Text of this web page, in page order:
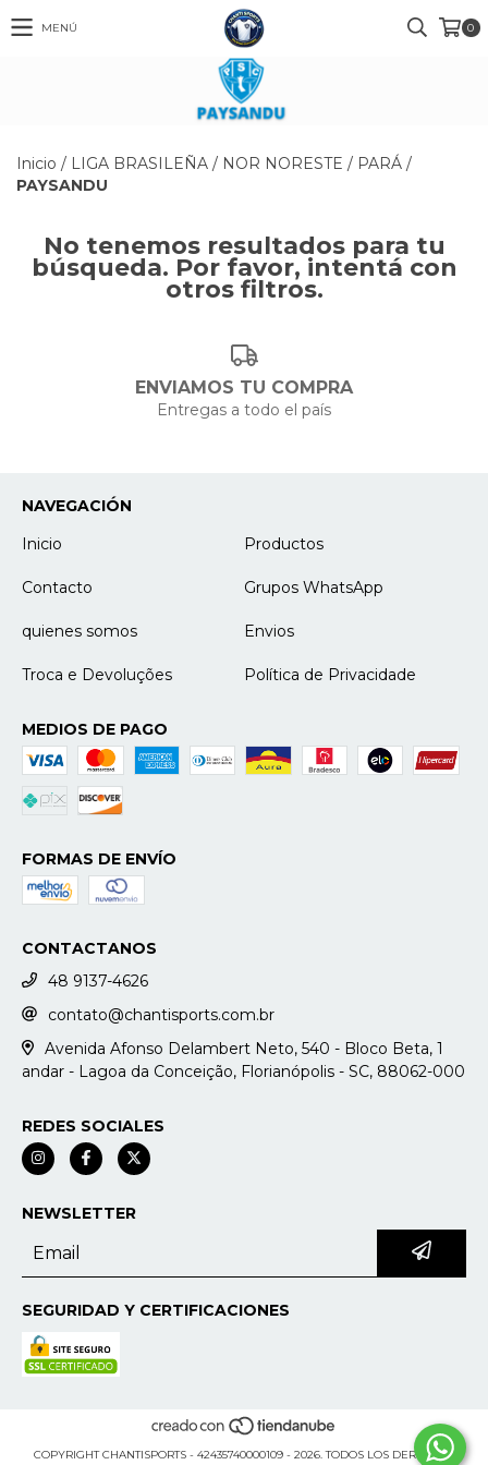
MENÚ 0
Inicio / LIGA BRASILEÑA / NOR NORESTE / PARÁ /
PAYSANDU
No tenemos resultados para tu
búsqueda. Por favor, intentá con
otros filtros.
ENVIAMOS TU COMPRA
Entregas a todo el país
NAVEGACIÓN
Inicio
Productos
Contacto Grupos WhatsApp
quienes somos Envios
Troca e Devoluções Política de Privacidade
MEDIOS DE PAGO
FORMAS DE ENVÍO
CONTACTANOS
48 9137-4626
contato@chantisports.com.br
Avenida Afonso Delambert Neto, 540 - Bloco Beta, 1
andar - Lagoa da Conceição, Florianópolis - SC, 88062-000
REDES SOCIALES
NEWSLETTER
SEGURIDAD Y CERTIFICACIONES
COPYRIGHT CHANTISPORTS - 42435740000109 - 2026. TODOS LOS DERECHOS